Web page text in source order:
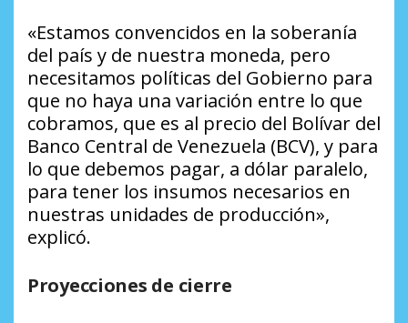
«Estamos convencidos en la soberanía
del país y de nuestra moneda, pero
necesitamos políticas del Gobierno para
que no haya una variación entre lo que
cobramos, que es al precio del Bolívar del
Banco Central de Venezuela (BCV), y para
lo que debemos pagar, a dólar paralelo,
para tener los insumos necesarios en
nuestras unidades de producción»,
explicó.
Proyecciones de cierre